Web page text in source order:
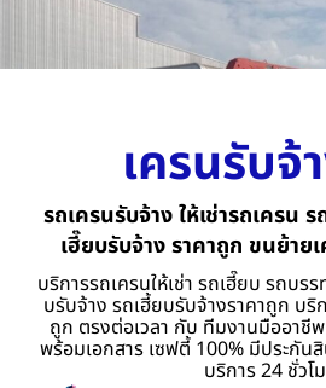
เครนรับจ้
รถเครนรับจ้าง ให้เช่ารถเครน
เฮี๊ยบรับจ้าง ราคาถูก ขนย้า
บริการรถเครนให้เช่า รถเฮี๊ยบ รถบร
บรับจ้าง รถเฮี้ยบรับจ้างราคาถูก บริ
ถูก ตรงต่อเวลา กับ ทีมงานมืออาชี
พร้อมเอกสาร เซฟตี้ 100% มีประกัน
บริการ 24 ชั่วโ